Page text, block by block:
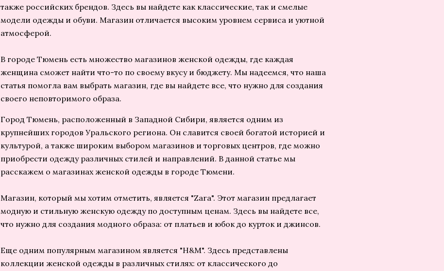
также российских брендов. Здесь вы найдете как классические, так и смелые
модели одежды и обуви. Магазин отличается высоким уровнем сервиса и уютной
атмосферой.
В городе Тюмень есть множество магазинов женской одежды, где каждая
женщина сможет найти что-то по своему вкусу и бюджету. Мы надеемся, что наша
статья помогла вам выбрать магазин, где вы найдете все, что нужно для создания
своего неповторимого образа.
Город Тюмень, расположенный в Западной Сибири, является одним из
крупнейших городов Уральского региона. Он славится своей богатой историей и
культурой, а также широким выбором магазинов и торговых центров, где можно
приобрести одежду различных стилей и направлений. В данной статье мы
расскажем о магазинах женской одежды в городе Тюмени.
Магазин, который мы хотим отметить, является "Zara". Этот магазин предлагает
модную и стильную женскую одежду по доступным ценам. Здесь вы найдете все,
что нужно для создания модного образа: от платьев и юбок до курток и джинсов.
Еще одним популярным магазином является "H&M". Здесь представлены
коллекции женской одежды в различных стилях: от классического до